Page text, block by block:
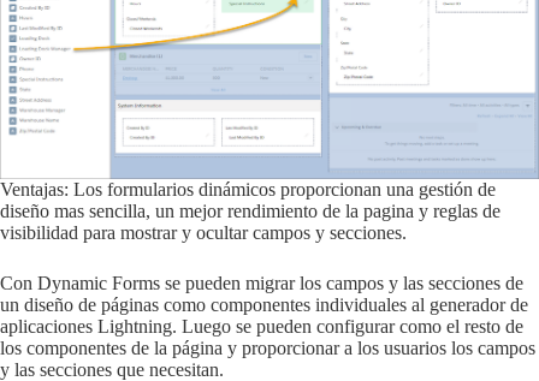
Ventajas: Los formularios dinámicos proporcionan una gestión de
diseño mas sencilla, un mejor rendimiento de la pagina y reglas de
visibilidad para mostrar y ocultar campos y secciones.
Con Dynamic Forms se pueden migrar los campos y las secciones de
un diseño de páginas como componentes individuales al generador de
aplicaciones Lightning. Luego se pueden configurar como el resto de
los componentes de la página y proporcionar a los usuarios los campos
y las secciones que necesitan.